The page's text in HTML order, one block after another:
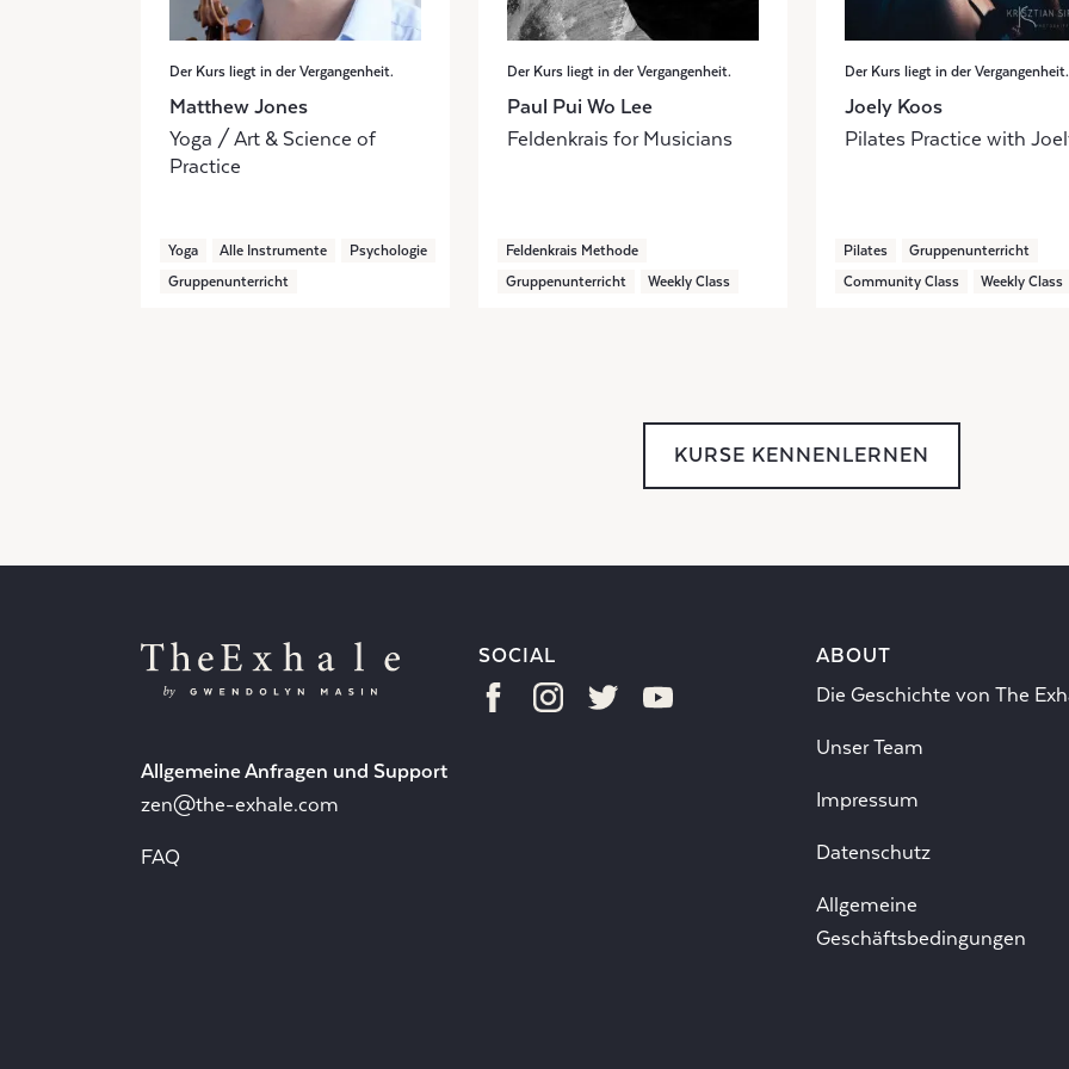
Der Kurs liegt in der Vergangenheit.
Matthew Jones
Yoga / Art & Science of
Practice
Yoga Alle Instrumente
Psychologie
Gruppenunterricht
Der Kurs liegt in der Vergangenheit.
Paul Pui Wo Lee
Feldenkrais for Musicians
Feldenkrais Methode
Gruppenunterricht
Weekly Class
Der Kurs liegt in der Vergangenheit.
Joely Koos
Pilates Practice with
Pilates
Gruppenunterricht
Community Class
Weekly Class
KURSE KENNENLERNEN
Allgemeine Anfragen und Support
zen@the-exhale.com
FAQ
SOCIAL
ABOUT
Die Geschichte von The
Unser Team
Impressum
Datenschutz
Allgemeine
Geschäftsbedingungen